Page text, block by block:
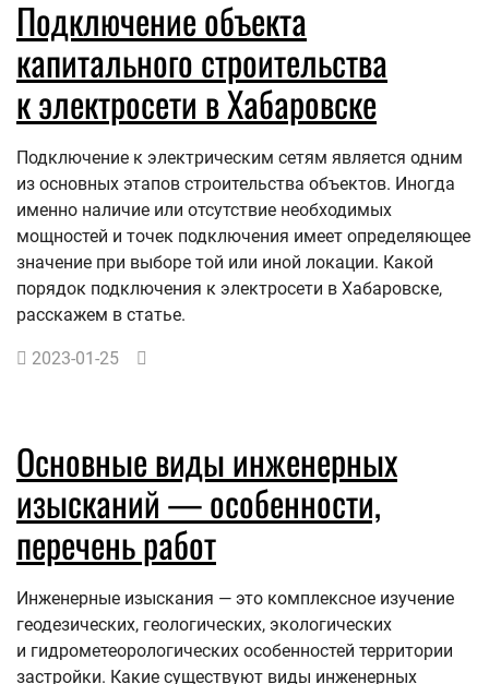
Подключение объекта
капитального строительства
к электросети в Хабаровске
Подключение к электрическим сетям является одним
из основных этапов строительства объектов. Иногда
именно наличие или отсутствие необходимых
мощностей и точек подключения имеет определяющее
значение при выборе той или иной локации. Какой
порядок подключения к электросети в Хабаровске,
расскажем в статье.
2023-01-25
Основные виды инженерных
изысканий — особенности,
перечень работ
Инженерные изыскания — это комплексное изучение
геодезических, геологических, экологических
и гидрометеорологических особенностей территории
застройки. Какие существуют виды инженерных